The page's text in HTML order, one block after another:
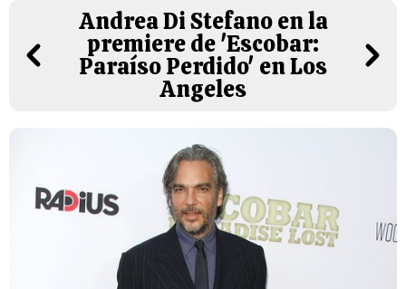
Andrea Di Stefano en la
premiere de 'Escobar:
Paraíso Perdido' en Los
Angeles